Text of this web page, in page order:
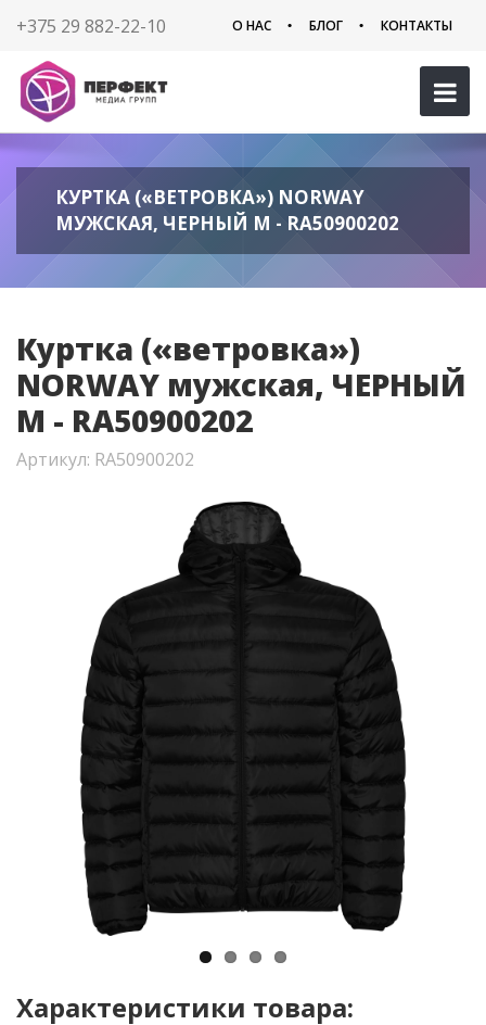
+375 29 882-22-10 О НАС БЛОГ КОНТАКТЫ
КУРТКА («ВЕТРОВКА») NORWAY
МУЖСКАЯ, ЧЕРНЫЙ M - RA50900202
Куртка («ветровка»)
NORWAY мужская, ЧЕРНЫЙ
M - RA50900202
Артикул: RA50900202
Характеристики товара: